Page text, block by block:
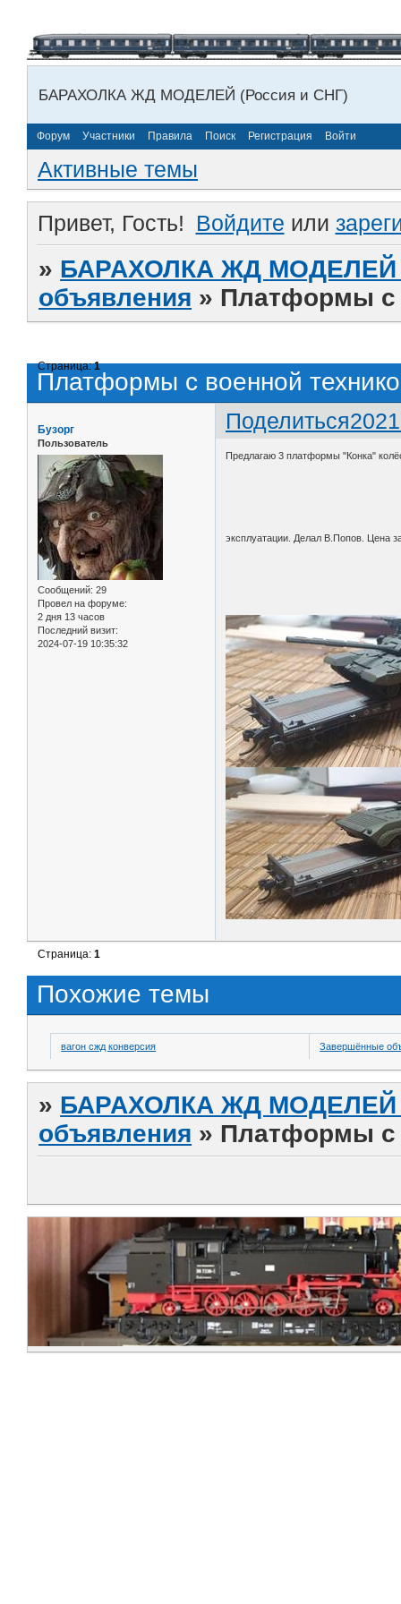
БАРАХОЛКА ЖД МОДЕЛЕЙ (Россия и СНГ)
Форум Участники Правила Поиск Регистрация Войти
Активные темы
Привет, Гость! Войдите или
» БАРАХОЛКА ЖД МОДЕЛЕЙ
объявления » Платформы с
Платформы с военной
Страница:1
Поделиться
Бузорг
Пользователь
Сообщений: 29
Провел на форуме:
2 дня 13 часов
Последний визит:
2024-07-19 10:35:32
Предлагаю 3 платформы "Конка"
эксплуатации. Делал В.Попов. Цена
Страница:1
Похожие темы
вагон сжд конверсия Завершённые
» БАРАХОЛКА ЖД МОДЕЛЕЙ
объявления » Платформы с